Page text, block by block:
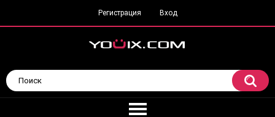
Регистрация Вход